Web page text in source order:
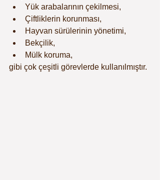
Yük arabalarının çekilmesi,
Çiftliklerin korunması,
Hayvan sürülerinin yönetimi,
Bekçilik,
Mülk koruma,
gibi çok çeşitli görevlerde kullanılmıştır.